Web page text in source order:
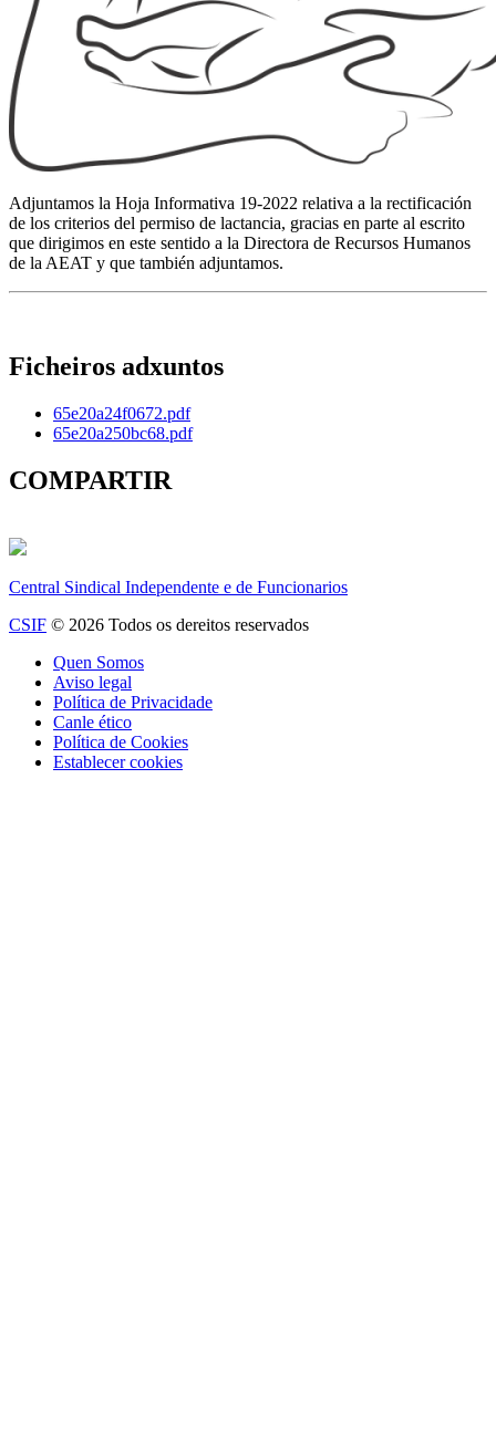
Adjuntamos la Hoja Informativa 19-2022 relativa a la rectificación
de los criterios del permiso de lactancia, gracias en parte al escrito
que dirigimos en este sentido a la Directora de Recursos Humanos
de la AEAT y que también adjuntamos.
Ficheiros adxuntos
65e20a24f0672.pdf
65e20a250bc68.pdf
COMPARTIR
Central Sindical Independente e de Funcionarios
CSIF © 2026 Todos os dereitos reservados
Quen Somos
Aviso legal
Política de Privacidade
Canle ético
Política de Cookies
Establecer cookies